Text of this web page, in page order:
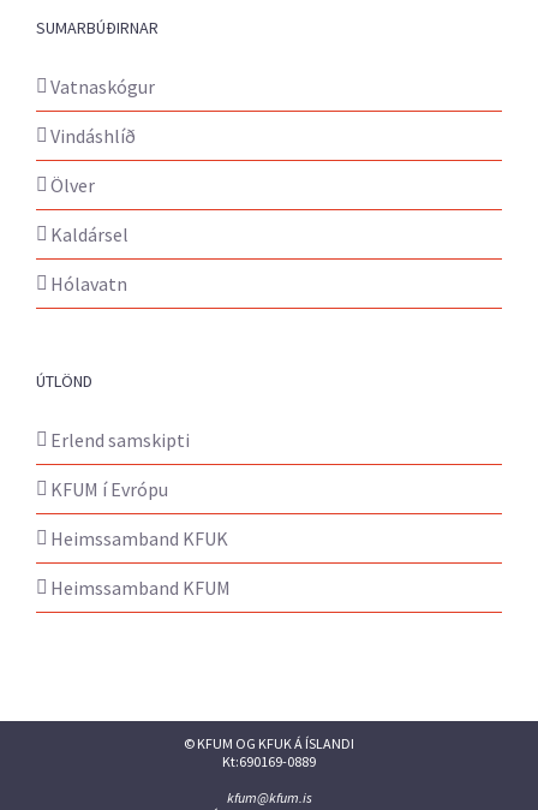
SUMARBÚÐIRNAR
Vatnaskógur
Vindáshlíð
Ölver
Kaldársel
Hólavatn
ÚTLÖND
Erlend samskipti
KFUM í Evrópu
Heimssamband KFUK
Heimssamband KFUM
© KFUM OG KFUK Á ÍSLANDI
Kt:690169-0889
kfum@kfum.is